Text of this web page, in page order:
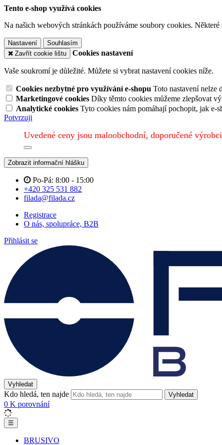
Tento e-shop využívá cookies
Na našich webových stránkách používáme soubory cookies.
Nastavení
Souhlasím
Zavřít cookie lištu
Cookies nastavení
Vaše soukromí je důležité. Můžete si vybrat nastavení cookies níže.
Cookies nezbytné pro využívání e-shopu Toto nastavení nelze
Marketingové cookies Díky těmto cookies můžeme zlepšovat
Analytické cookies Tyto cookies nám pomáhají pochopit, jak e-
Potvrzuji
Uvedené ceny jsou maloobchodní, doporučené
Zobrazit informační hlášku
Po-Pá: 8:00 - 15:00
+420 325 531 882
filada@filada.cz
Registrace
O nás, spolupráce, B2B
Přihlásit se
Vyhledat
Kdo hledá, ten najde Vyhledat
0 K porovnání
☰
BRUSIVO